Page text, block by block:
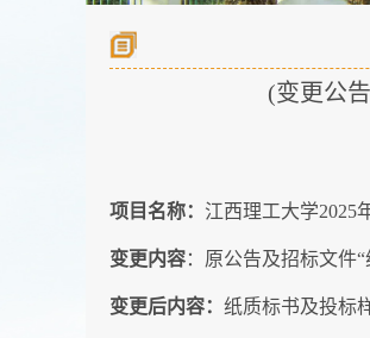
(变更公
项目名称： 江西理工大学2025
变更内容：原公告及招标文件
变更后内容： 纸质标书及投标